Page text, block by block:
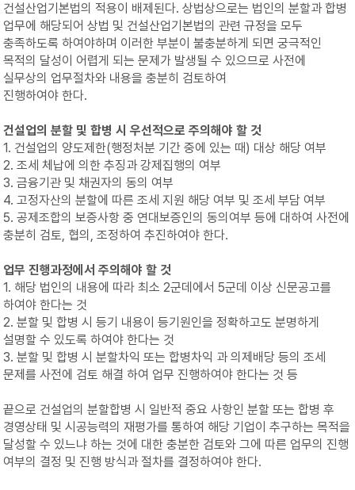
건설산업기본법의 적용이 배제된다. 상법상으로는 법인의 분할과 합병
업무에 해당되어 상법 및 건설산업기본법의 관련 규정을 모두
충족하도록 하여야하며 이러한 부분이 불충분하게 되면 궁극적인
목적의 달성이 어렵게 되는 문제가 발생될 수 있으므로 사전에
실무상의 업무절차와 내용을 충분히 검토하여
진행하여야 한다.
건설업의 분할 및 합병 시 우선적으로 주의해야 할 것
1. 건설업의 양도제한(행정처분 기간 중에 있는 때) 대상 해당 여부
2. 조세 체납에 의한 추징과 강제집행의 여부
3. 금융기관 및 채권자의 동의 여부
4. 고정자산의 분할에 따른 조세 지원 해당 여부 및 조세 부담 여부
5. 공제조합의 보증사항 중 연대보증인의 동의여부 등에 대하여 사전에
충분히 검토, 협의, 조정하여 추진하여야 한다.
업무 진행과정에서 주의해야 할 것
1. 해당 법인의 내용에 따라 최소 2군데에서 5군데 이상 신문공고를
하여야 한다는 것
2. 분할 및 합병 시 등기 내용이 등기원인을 정확하고도 분명하게
설명할 수 있도록 하여야 한다는 것
3. 분할 및 합병 시 분할차익 또는 합병차익 과 의제배당 등의 조세
문제를 사전에 검토 해결 하여 업무 진행하여야 한다는 것 등
끝으로 건설업의 분할합병 시 일반적 중요 사항인 분할 또는 합병 후
경영상태 및 시공능력의 재평가를 통하여 해당 기업이 추구하는 목적을
달성할 수 있느냐 하는 것에 대한 충분한 검토와 그에 따른 업무의 진행
여부의 결정 및 진행 방식과 절차를 결정하여야 한다.